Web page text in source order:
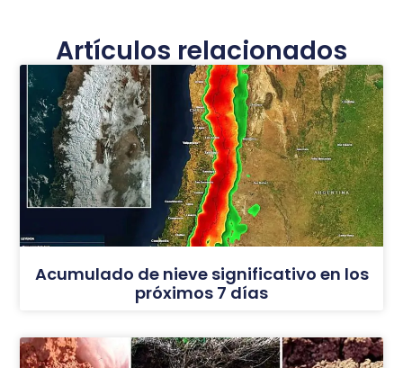
Artículos relacionados
Acumulado de nieve significativo en los
próximos 7 días